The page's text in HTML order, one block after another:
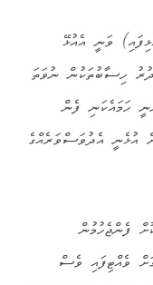
ވަނީ އެއުޅޭ
ހިސާބުތަކުން ނުވަތަ
ހަމައެކަނި ފެން
އުޅެނީ އެދުވަސްވަރެއްގެ
ފެންޖެހުމުން
ވެއްޓިފައި ވެސް